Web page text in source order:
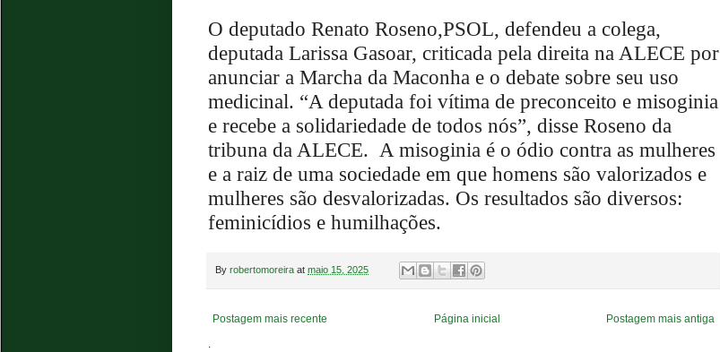
O deputado Renato Roseno,PSOL, defendeu a colega,
deputada Larissa Gasoar, criticada pela direita na ALECE por
anunciar a Marcha da Maconha e o debate sobre seu uso
medicinal. “A deputada foi vítima de preconceito e misoginia
e recebe a solidariedade de todos nós”, disse Roseno da
tribuna da ALECE. A misoginia é o ódio contra as mulheres
e a raiz de uma sociedade em que homens são valorizados e
mulheres são desvalorizadas. Os resultados são diversos:
feminicídios e humilhações.
By robertomoreira at maio 15, 2025
Postagem mais recente Postagem mais antiga
Página inicial
.